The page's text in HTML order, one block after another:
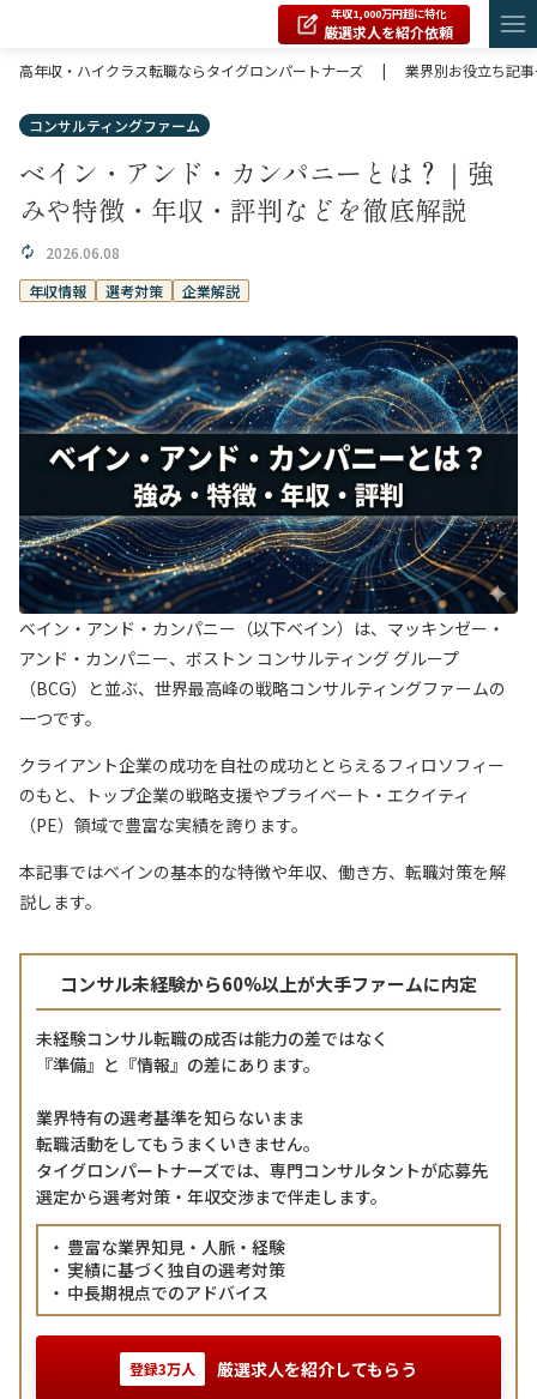
年収1,000万円超に特化
厳選求人を紹介依頼
高年収・ハイクラス転職ならタイグロンパートナーズ
| 業界別お役立ち記
コンサルティングファーム
ベイン・アンド・カンパニーとは？｜強
みや特徴・年収・評判などを徹底解説
2026.06.08
年収情報
選考対策 企業解説
ベイン・アンド・カンパニー（以下ベイン）は、マッキンゼー・
アンド・カンパニー、ボストン コンサルティング グループ
（BCG）と並ぶ、世界最高峰の戦略コンサルティングファームの
一つです。
クライアント企業の成功を自社の成功ととらえるフィロソフィー
のもと、トップ企業の戦略支援やプライベート・エクイティ
（PE）領域で豊富な実績を誇ります。
本記事ではベインの基本的な特徴や年収、働き方、転職対策を解
説します。
コンサル未経験から60%以上が大手ファームに内定
未経験コンサル転職の成否は能力の差ではなく
『準備』と『情報』の差にあります。
業界特有の選考基準を知らないまま
転職活動をしてもうまくいきません。
タイグロンパートナーズでは、専門コンサルタントが応募先
選定から選考対策・年収交渉まで伴走します。
豊富な業界知見・人脈・経験
実績に基づく独自の選考対策
中長期視点でのアドバイス
登録3万人 厳選求人を紹介してもらう